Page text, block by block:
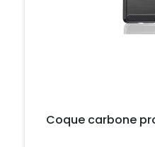
Coque carbone